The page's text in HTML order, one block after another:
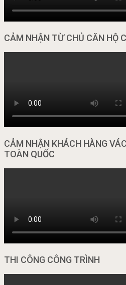
CẢM NHẬN TỪ CHỦ CĂN HỘ
CẢM NHẬN KHÁCH HÀNG
TOÀN QUỐC
THI CÔNG CÔNG TRÌNH